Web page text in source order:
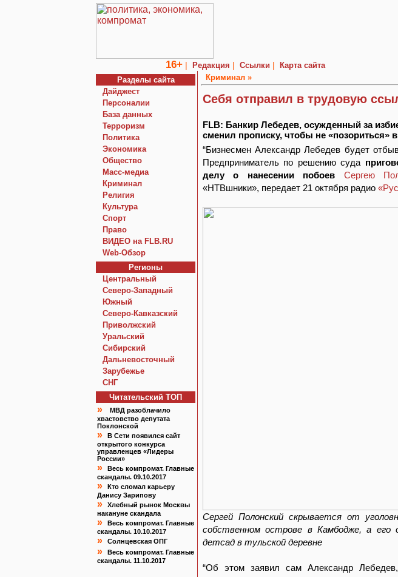
16+ | Редакция | Ссылки |
Карта сайта
Разделы сайта
Дайджест
Персоналии
База данных
Терроризм
Политика
Экономика
Общество
Macc-медиа
Криминал
Религия
Культура
Спорт
Право
ВИДЕО на FLB.RU
Web-Обзор
Регионы
Центральный
Северо-Западный
Южный
Северо-Кавказский
Приволжский
Уральский
Сибирский
Дальневосточный
Зарубежье
СНГ
Читательский TOП
»
МВД разоблачило
хвастовство депутата
Поклонской
»
В Сети появился сайт
открытого конкурса
управленцев «Лидеры
России»
»
Весь компромат. Главные
скандалы. 09.10.2017
»
Кто сломал карьеру
Данису Зарипову
»
Хлебный рынок Москвы
накануне скандала
»
Весь компромат. Главные
скандалы. 10.10.2017
» Солнцевская ОПГ
»
Весь компромат. Главные
скандалы. 11.10.2017
Криминал »
Себя отправил в трудовую
FLB: Банкир Лебедев, осужденный за
сменил прописку, чтобы не «позориться»
“Бизнесмен Александр Лебедев будет
Предприниматель по решению суда
делу о нанесении побоев
Сергею
«НТВшники», передает 21 октября радио
Сергей Полонский скрывается от
собственном острове в Камбодже, а его
детсад в тульской деревне
“Об этом заявил сам Александр